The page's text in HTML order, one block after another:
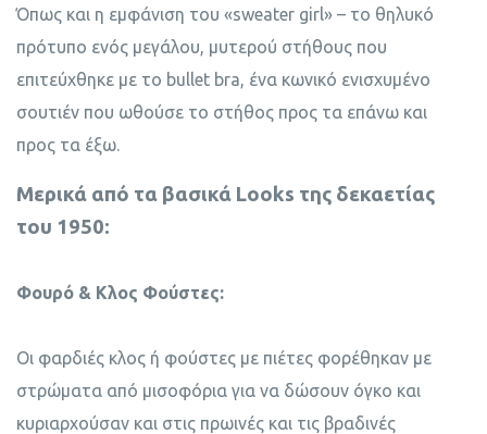
Όπως και η εμφάνιση του «sweater girl» – το θηλυκό
πρότυπο ενός μεγάλου, μυτερού στήθους που
επιτεύχθηκε με το bullet bra, ένα κωνικό ενισχυμένο
σουτιέν που ωθούσε το στήθος προς τα επάνω και
προς τα έξω.
Μερικά από τα βασικά Looks της δεκαετίας
του 1950:
Φουρό & Κλος Φούστες:
Οι φαρδιές κλος ή φούστες με πιέτες φορέθηκαν με
στρώματα από μισοφόρια για να δώσουν όγκο και
κυριαρχούσαν και στις πρωινές και τις βραδινές